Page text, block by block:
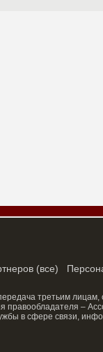
(все)
третьим
–
в сфере связи,